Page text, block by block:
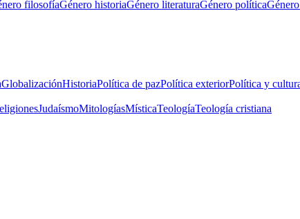
filosofíaGénero historiaGénero literaturaGénero política
GlobalizaciónHistoriaPolítica de pazPolítica exteriorPolítica y
JudaísmoMitologíasMísticaTeologíaTeología cristiana